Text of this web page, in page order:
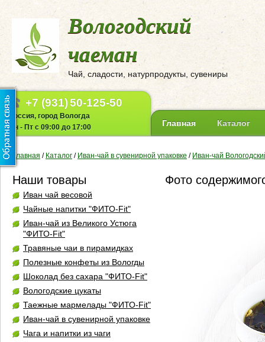
Вологодский
чаеман
Чай, сладости, натурпродукты, сувениры
+7 (931)50-125-50
Россия, город Вологда
Пн - Пт с 09:00 до 17:00
Главная Каталог
Главная / Каталог / Иван-чай в сувенирной упаковке / Иван-чай
Наши товары
Иван чай весовой
Чайные напитки "ФИТО-Fit"
Иван-чай из Великого Устюга
"ФИТО-Fit"
Травяные чаи в пирамидках
Полезные конфеты из Вологды
Шоколад без сахара "ФИТО-Fit"
Вологодские цукаты
Таежные мармелады "ФИТО-Fit"
Иван-чай в сувенирной упаковке
Чага и напитки из чаги
Фото